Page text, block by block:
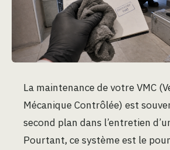
La maintenance de votre VMC
Mécanique Contrôlée) est
second plan dans l’entretien
Pourtant, ce système est le